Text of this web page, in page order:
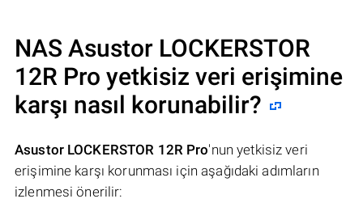
NAS Asustor LOCKERSTOR
12R Pro yetkisiz veri erişimine
karşı nasıl korunabilir?
Asustor LOCKERSTOR 12R Pro'nun yetkisiz veri
erişimine karşı korunması için aşağıdaki adımların
izlenmesi önerilir: